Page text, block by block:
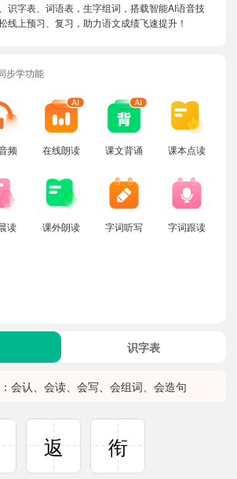
识字表、词语表，生字组词，搭载智能AI语音技
线上预习、复习，助力语文成绩飞速提升！
步学功能
频 在线朗读 课文背诵 课本点读
读 课外朗读 字词听写 字词跟读
识字表
会认、会读、会写、会组词、会造句
返 衔